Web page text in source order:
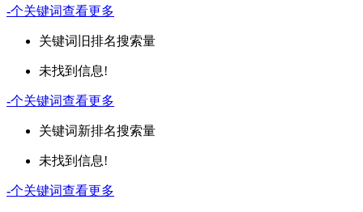
-个关键词查看更多
关键词 旧排名搜索量
未找到信息!
-个关键词查看更多
关键词新排名搜索量
未找到信息!
-个关键词查看更多